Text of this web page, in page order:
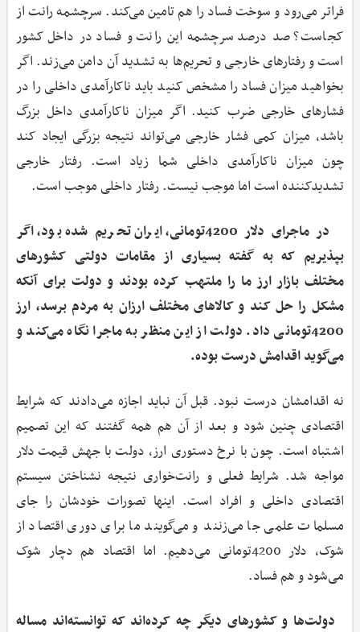
فراتر می‌رود و سوخت فساد را هم تامین می‌کند. سرچشمه رانت از
کجاست؟ صد درصد سرچشمه این رانت و فساد در داخل کشور
است و رفتارهای خارجی و تحریم‌ها به تشدید آن دامن می‌زند. اگر
بخواهید میزان فساد را مشخص کنید باید ناکارآمدی داخلی را در
فشارهای خارجی ضرب کنید. اگر میزان ناکارآمدی داخل بزرگ
باشد، میزان کمی فشار خارجی می‌تواند نتیجه بزرگی ایجاد کند
چون میزان ناکارآمدی داخلی شما زیاد است. رفتار خارجی
تشدیدکننده است اما موجب نیست. رفتار داخلی موجب است.
در ماجرای دلار 4200تومانی، ایران تحریم شده بود، اگر
بپذیریم که به گفته بسیاری از مقامات دولتی کشورهای
مختلف بازار ارز ما را ملتهب کرده بودند و دولت برای آنکه
مشکل را حل کند و کالاهای مختلف ارزان به مردم برسد، ارز
4200تومانی داد. دولت از این منظر به ماجرا نگاه می‌کند و
می‌گوید اقدامش درست بوده.
نه اقدامشان درست نبود. قبل آن نباید اجازه می‌دادند که شرایط
اقتصادی چنین شود و بعد از آن هم همه گفتند که این تصمیم
اشتباه است. چون با نرخ دستوری ارز، دولت با جهش قیمت دلار
مواجه شد. شرایط فعلی و رانت‌خواری نتیجه نشناختن سیستم
اقتصادی داخلی و افراد است. اینها تصورات خودشان را جای
مسلمات علمی جا می‌زنند و می‌گویند ما برای دوری اقتصاد از
شوک، دلار 4200تومانی می‌دهیم. اما اقتصاد هم دچار شوک
می‌شود و هم فساد.
دولت‌ها و کشورهای دیگر چه کرده‌اند که توانسته‌اند مساله